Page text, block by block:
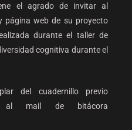
el agrado de invitar al
página web de su proyecto
durante el taller de
cognitiva durante el
del cuadernillo previo
al mail de bitácora